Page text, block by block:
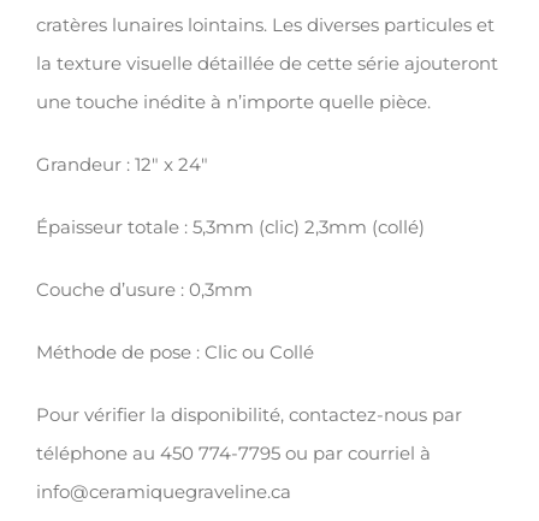
cratères lunaires lointains. Les diverses particules et
la texture visuelle détaillée de cette série ajouteront
une touche inédite à n’importe quelle pièce.
Grandeur : 12″ x 24″
Épaisseur totale : 5,3mm (clic) 2,3mm (collé)
Couche d’usure : 0,3mm
Méthode de pose : Clic ou Collé
Pour vérifier la disponibilité, contactez-nous par
téléphone au 450 774-7795 ou par courriel à
info@ceramiquegraveline.ca